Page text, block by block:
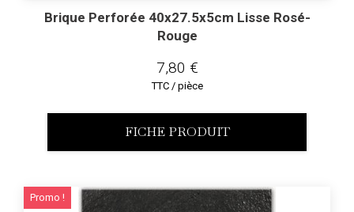
Brique Perforée 40x27.5x5cm Lisse Rosé-
Rouge
7,80 €
TTC / pièce
FICHE PRODUIT
Promo !